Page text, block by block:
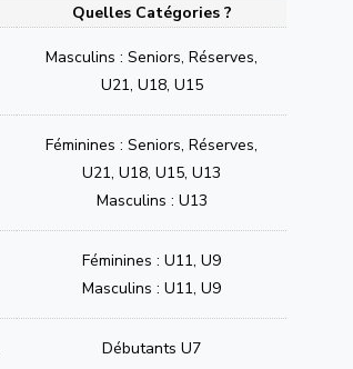
Quelles Catégories ?
Masculins : Seniors, Réserves,
U21, U18, U15
Féminines : Seniors, Réserves,
U21, U18, U15, U13
Masculins : U13
Féminines : U11, U9
Masculins : U11, U9
Débutants U7